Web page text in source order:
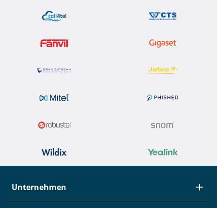
Unternehmen